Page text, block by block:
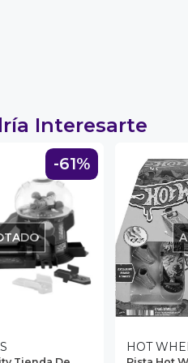
Interesarte
-61%
HOT